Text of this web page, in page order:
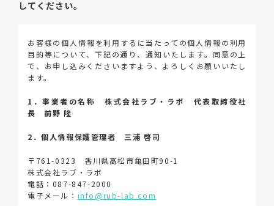
してください。
お客様の個人情報を利用するに当たっての個人情報の利用
目的等について、下記の通り、通知いたします。同意の上
で、お申し込みくださいますよう、よろしくお願いいたし
ます。
1．事業者の名称 株式会社ラブ・ラボ 代表取締役社
長 前野 隆
2．個人情報保護管理者 三浦 啓司
〒761-0323 香川県高松市亀田町90-1
株式会社ラブ・ラボ
電話：087-847-2000
電子メール： info@rub-lab.com